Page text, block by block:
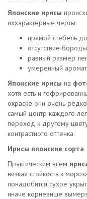
Японские ирисы
иххарактерные черты:
прямой стебель
отсутствие
равный размер
умеренный
Японские ирисы на
хотя есть и
окраске они очень
самый центр каждого
переход к другому
контрастного оттенка.
Ирисы японские сорта
Практическим всем
низкая стойкость к
понадобится сухое
иначе корневище